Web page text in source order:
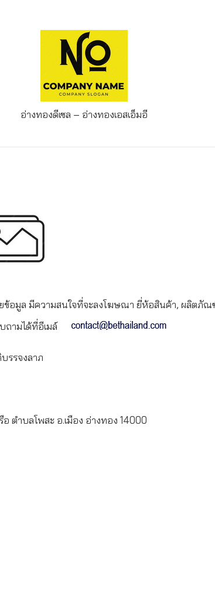
อ่างทองดีเซล – อ่างทองเอสเอ็มอี
ข้อมูล มีความสนใจที่จะลงโฆษณา ยี่ห้อสินค้า, ผลิตภัณ
ถามได้ที่อีเมล์
รรจงลาภ
ตำบลโพสะ อ.เมือง อ่างทอง 14000